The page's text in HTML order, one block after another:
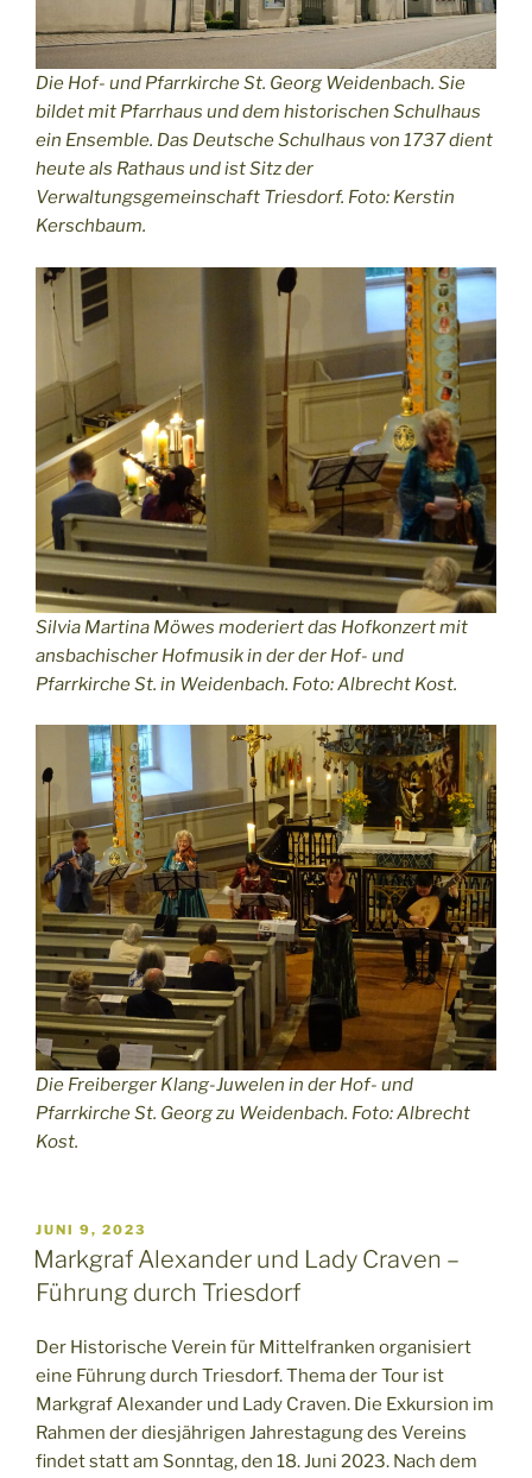
Die Hof- und Pfarrkirche St. Georg Weidenbach. Sie
bildet mit Pfarrhaus und dem historischen Schulhaus
ein Ensemble. Das Deutsche Schulhaus von 1737 dient
heute als Rathaus und ist Sitz der
Verwaltungsgemeinschaft Triesdorf. Foto: Kerstin
Kerschbaum.
Silvia Martina Möwes moderiert das Hofkonzert mit
ansbachischer Hofmusik in der der Hof- und
Pfarrkirche St. in Weidenbach. Foto: Albrecht Kost.
Die Freiberger Klang-Juwelen in der Hof- und
Pfarrkirche St. Georg zu Weidenbach. Foto: Albrecht
Kost.
VERÖFFENTLICHT
AM
JUNI 9, 2023
Markgraf Alexander und Lady Craven –
Führung durch Triesdorf
Der Historische Verein für Mittelfranken organisiert
eine Führung durch Triesdorf. Thema der Tour ist
Markgraf Alexander und Lady Craven. Die Exkursion im
Rahmen der diesjährigen Jahrestagung des Vereins
findet statt am Sonntag, den 18. Juni 2023. Nach dem